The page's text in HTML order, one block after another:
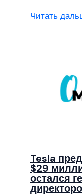
Читать
Tesla
$29
остался